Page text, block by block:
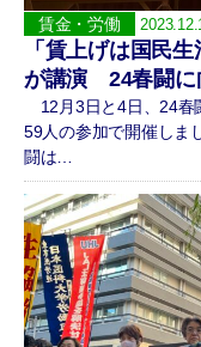
賃金・労働
「賃上げは国民
が講演 24春闘に
12月3日と4日、24春
59人の参加で開催し
闘は…